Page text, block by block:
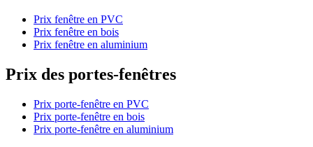
Prix fenêtre en PVC
Prix fenêtre en bois
Prix fenêtre en aluminium
Prix des portes-fenêtres
Prix porte-fenêtre en PVC
Prix porte-fenêtre en bois
Prix porte-fenêtre en aluminium